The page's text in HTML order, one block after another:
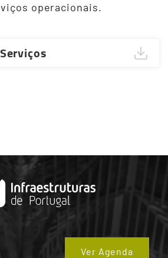
operacionais.
Ver Agenda